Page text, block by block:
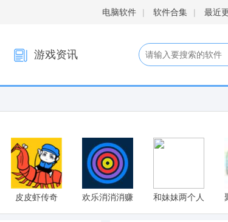
电脑软件 | 软件合集 | 最近
游戏资讯
皮皮虾传奇
欢乐消消消赚
钱版
和妹妹两个人
看家安卓汉化